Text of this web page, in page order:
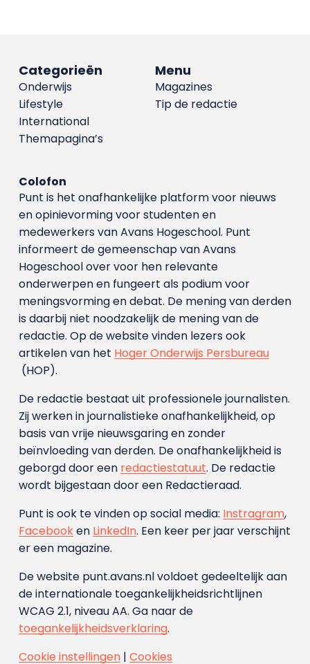
Menu
Magazines
Tip de redactie
Categorieën
Onderwijs
Lifestyle
International
Themapagina’s
Colofon
Punt is het onafhankelijke platform voor nieuws
en opinievorming voor studenten en
medewerkers van Avans Hoge­school. Punt
informeert de gemeenschap van Avans
Hogeschool over voor hen relevante
onderwerpen en fungeert als podium voor
meningsvorming en debat. De mening van derden
is daarbij niet noodzakelijk de mening van de
redactie. Op de website vinden lezers ook
artikelen van het Hoger Onderwijs Persbureau
(HOP).
De redactie bestaat uit professionele journalisten.
Zij werken in journalistieke onafhankelijkheid, op
basis van vrije nieuwsgaring en zonder
beïnvloeding van derden. De onafhankelijkheid is
geborgd door een redactiestatuut. De redactie
wordt bijgestaan door een Redactieraad.
Punt is ook te vinden op social media: Instragram,
Facebooken LinkedIn. Een keer per jaar verschijnt
er een magazine.
De website punt.avans.nl voldoet gedeeltelijk aan
de internationale toegankelijkheidsrichtlijnen
WCAG 2.1, niveau AA. Ga naar de
toegankelijkheidsverklaring.
Cookie instellingen| Cookies